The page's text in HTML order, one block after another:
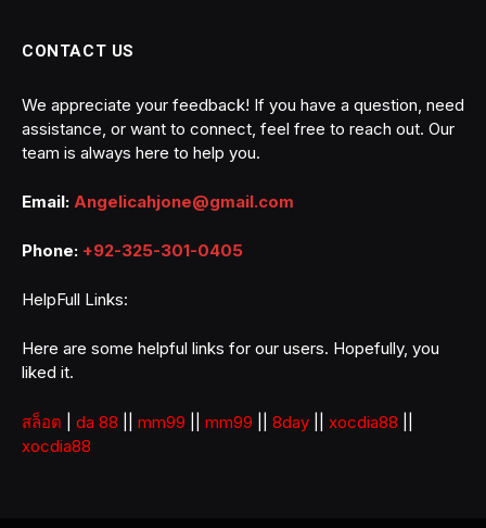
CONTACT US
We appreciate your feedback! If you have a question, need
assistance, or want to connect, feel free to reach out. Our
team is always here to help you.
Email: Angelicahjone@gmail.com
Phone: +92-325-301-0405
HelpFull Links:
Here are some helpful links for our users. Hopefully, you
liked it.
สล็อต da 88 mm99 mm99 8day xocdia88
xocdia88